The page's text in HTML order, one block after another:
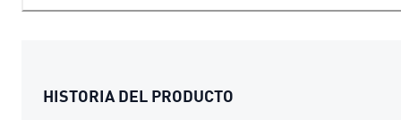
HISTORIA DEL PRODUCTO